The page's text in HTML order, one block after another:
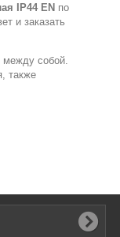
IP44 EN по
и заказать
между собой.
также